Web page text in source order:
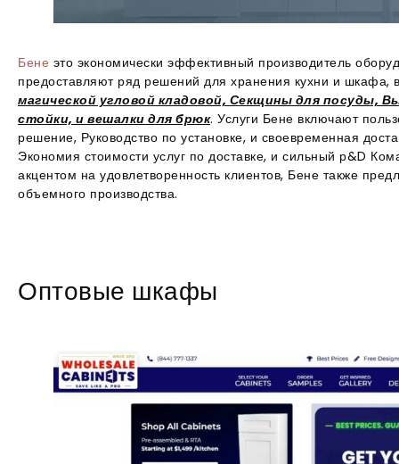
Бене это экономически эффективный производитель
предоставляют ряд решений для хранения кухни и шкафа,
магической угловой кладовой, Секщины для
стойки, и вешалки для брюк. Услуги Бене включают
решение, Руководство по установке, и своевременная
Экономия стоимости услуг по доставке, и сильный р&D
акцентом на удовлетворенность клиентов, Бене также
объемного производства.
Оптовые шкафы